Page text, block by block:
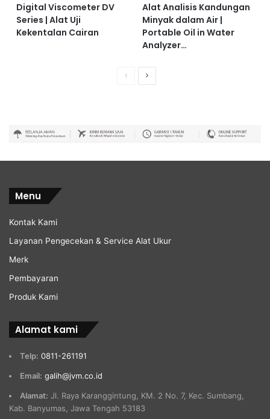
Digital Viscometer DV
Series | Alat Uji
Kekentalan Cairan
Alat Analisis Kandungan
Minyak dalam Air |
Portable Oil in Water
Analyzer…
Menu
Kontak Kami
Layanan Pengecekan & Service Alat Ukur
Merk
Pembayaran
Produk Kami
Alamat kami
Telp: 0811-261191
Email: galih@jvm.co.id
Alamat: Jl. Raya Karanggintung, KM. 2 No. 7, Kec. Sumbang,
Kab. Banyumas, Jawa Tengah 53183